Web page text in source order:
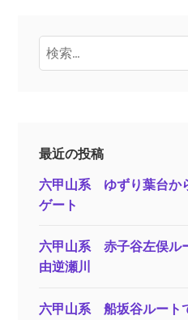
検
索:
最近の投稿
六甲山系 ゆずり葉台か
ゲート
六甲山系 赤子谷左俣ル
由逆瀬川
六甲山系 船坂谷ルート